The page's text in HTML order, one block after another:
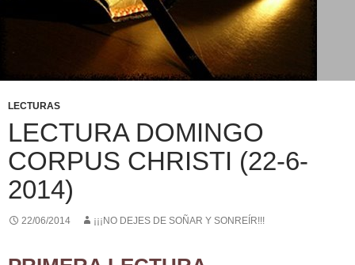
LECTURAS
LECTURA DOMINGO
CORPUS CHRISTI (22-6-
2014)
22/06/2014 ¡¡¡NO DEJES DE SOÑAR Y SONREÍR!!!